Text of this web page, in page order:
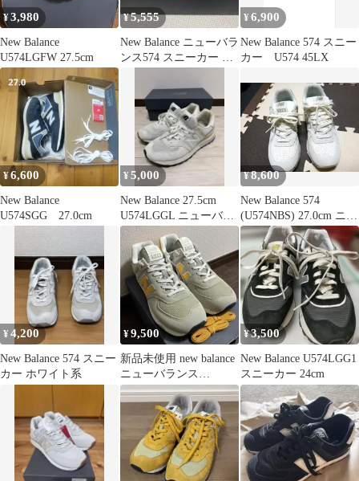
¥3,980
New Balance
U574LGFW 27.5cm
¥ 5,555
New Balance ニューバラ
ンス574 スニーカー ワ
¥6,900
New Balance 574 スニー
カー U574 45LX
¥6,600
New Balance
U574SGG 27.0cm
¥5,000
New Balance 27.5cm
U574LGGL ニューバラ
ンス
¥8,600
New Balance 574
(U574NBS) 27.0cm ニュ
ーバランス
¥4,200
New Balance 574 スニー
カー ホワイト系
¥9,500
新品未使用 new balance
ニューバランス
U574SCB 29cm
¥3,500
New Balance U574LGG1
スニーカー 24cm